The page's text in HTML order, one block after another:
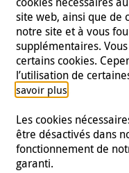
Suivez-nous
Mentions légales |
site web, ainsi que de
notre site et à vous
supplémentaires.
certains cookies.
l’utilisation de
savoir plus.
Les cookies
être désactivés dans
fonctionnement de
garanti.